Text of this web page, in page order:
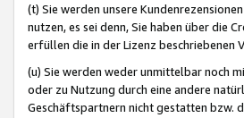
(t) Sie werden unsere
nutzen, es sei denn, Sie haben über die
erfüllen die in der Lizenz beschriebenen
(u) Sie werden weder unmittelbar noch
oder zu Nutzung durch eine andere
Geschäftspartnern nicht gestatten bzw.